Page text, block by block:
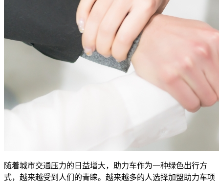
随着城市交通压力的日益增大，助力车作为一种绿色出行方
式，越来越受到人们的青睐。越来越多的人选择加盟助力车项